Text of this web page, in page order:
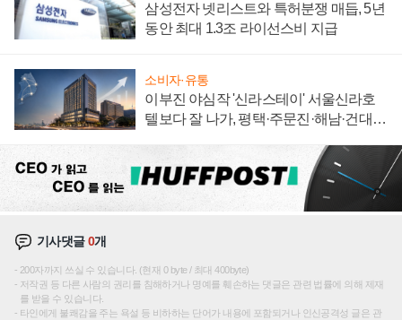
삼성전자 넷리스트와 특허분쟁 매듭, 5년
동안 최대 1.3조 라이선스비 지급
소비자·유통
이부진 야심작 '신라스테이' 서울신라호
텔보다 잘 나가, 평택·주문진·해남·건대로
기사댓글0개
200자까지 쓰실 수 있습니다. (현재 0 byte / 최대 400byte)
저작권 등 다른 사람의 권리를 침해하거나 명예를 훼손하는 댓글은 관련 법률에 의해 제재
를 받을 수 있습니다.
타인에게 불쾌감을 주는 욕설 등 비하하는 단어가 내용에 포함되거나 인신공격성 글은 관